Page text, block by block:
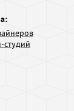
студий